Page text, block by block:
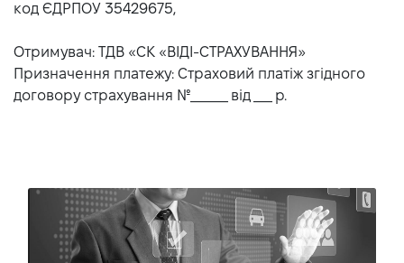
вітчизняного бізнесу
2008
дилерських центрів Тойота Центр
Одеса «ВІДІ Пальміра» і Honda «ВІДІ
Дрім Моторз»
код ЄДРПОУ 35429675,
Отримувач: ТДВ «СК «ВІДІ-СТРАХУВАННЯ»
Призначення платежу: Страховий платіж згідного
договору страхування №______ від ___ р.